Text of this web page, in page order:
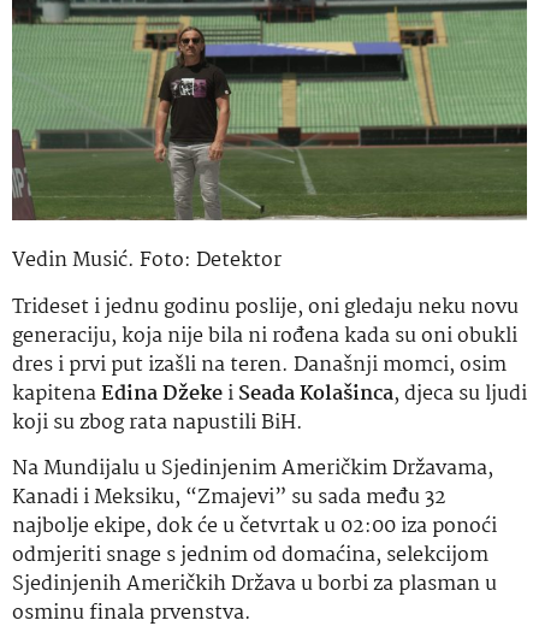
Vedin Musić. Foto: Detektor
Trideset i jednu godinu poslije, oni gledaju neku novu
generaciju, koja nije bila ni rođena kada su oni obukli
dres i prvi put izašli na teren. Današnji momci, osim
kapitenaEdina DžekeiSeada Kolašinca, djeca su ljudi
koji su zbog rata napustili BiH.
Na Mundijalu u Sjedinjenim Američkim Državama,
Kanadi i Meksiku, “Zmajevi” su sada među 32
najbolje ekipe, dok će u četvrtak u 02:00 iza ponoći
odmjeriti snage s jednim od domaćina, selekcijom
Sjedinjenih Američkih Država u borbi za plasman u
osminu finala prvenstva.